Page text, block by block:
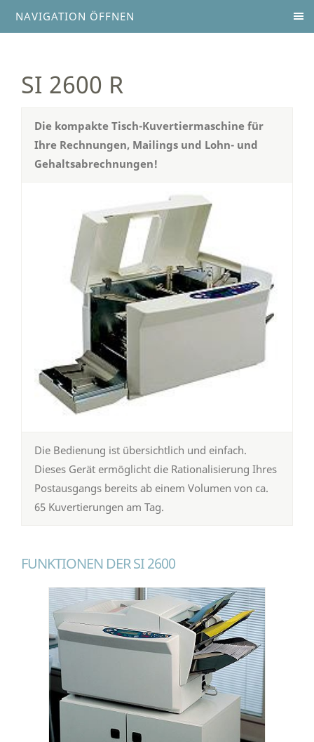
NAVIGATION ÖFFNEN
SI 2600 R
Die kompakte Tisch-Kuvertiermaschine für
Ihre Rechnungen, Mailings und Lohn- und
Gehaltsabrechnungen!
Die Bedienung ist übersichtlich und einfach.
Dieses Gerät ermöglicht die Rationalisierung Ihres
Postausgangs bereits ab einem Volumen von ca.
65 Kuvertierungen am Tag.
FUNKTIONEN DER SI 2600